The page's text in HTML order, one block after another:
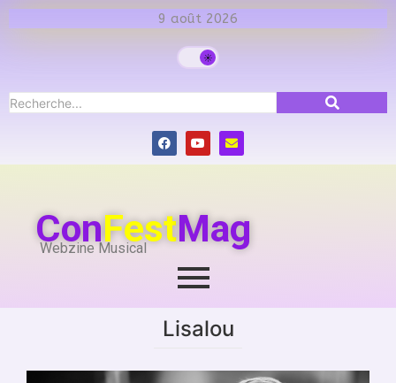
9 août 2026
ConFestMag
Webzine Musical
Lisalou